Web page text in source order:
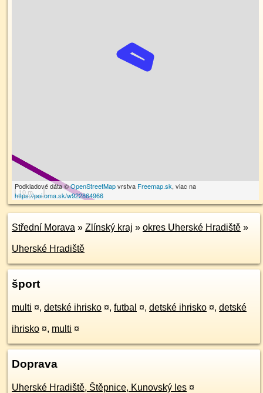
10 m
Podkladové dáta ©OpenStreetMapvrstva Freemap.sk, viac na
https://poi.oma.sk/w922864966
Střední Morava » Zlínský kraj » okres Uherské Hradiště »
Uherské Hradiště
šport
multi ¤, detské ihrisko ¤, futbal ¤, detské ihrisko ¤, detské
ihrisko ¤, multi ¤
Doprava
Uherské Hradiště, Štěpnice, Kunovský les ¤